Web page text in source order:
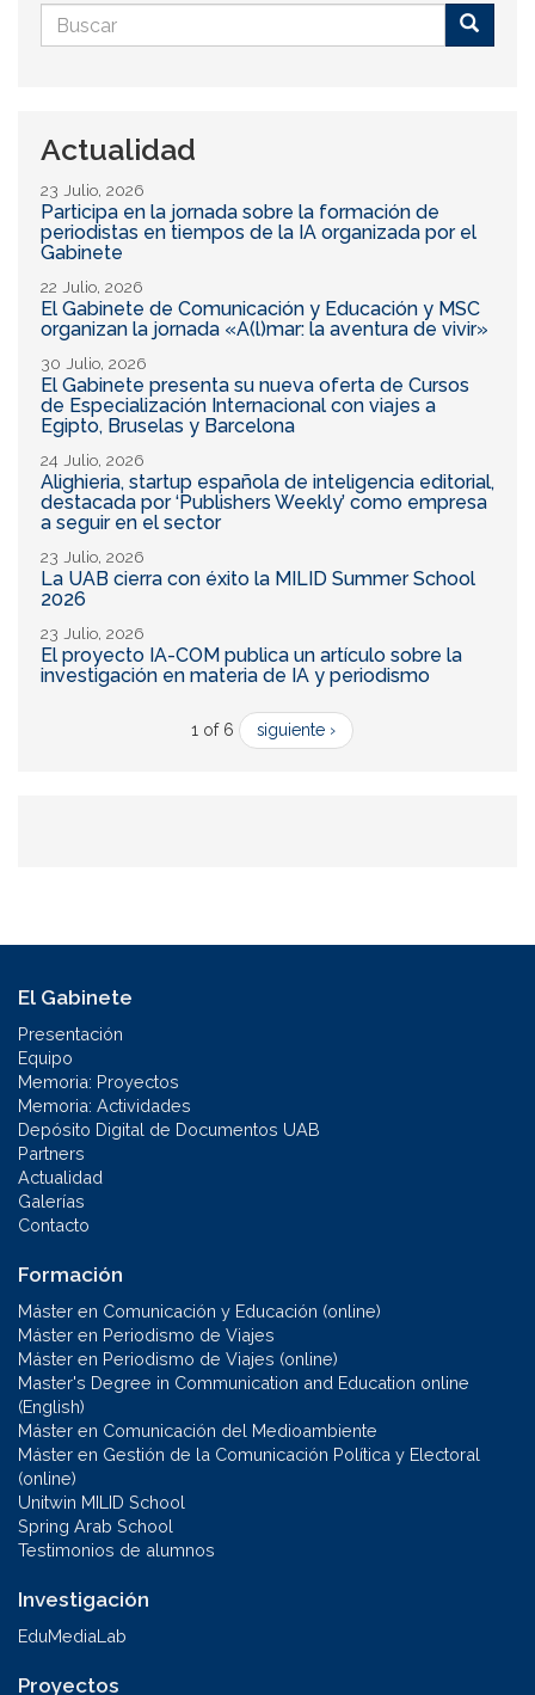
Formulario
de
Actualidad
23 Julio, 2026
Participa en la jornada sobre la formación de
periodistas en tiempos de la IA organizada por el
Gabinete
22 Julio, 2026
El Gabinete de Comunicación y Educación y MSC
organizan la jornada «A(l)mar: la aventura de vivir»
30 Julio, 2026
El Gabinete presenta su nueva oferta de Cursos
de Especialización Internacional con viajes a
Egipto, Bruselas y Barcelona
24 Julio, 2026
Alighieria, startup española de inteligencia editorial,
destacada por ‘Publishers Weekly’ como empresa
a seguir en el sector
23 Julio, 2026
La UAB cierra con éxito la MILID Summer School
2026
23 Julio, 2026
El proyecto IA-COM publica un artículo sobre la
investigación en materia de IA y periodismo
1 of 6 siguiente ›
El Gabinete
Presentación
Equipo
Memoria: Proyectos
Memoria: Actividades
Depósito Digital de Documentos UAB
Partners
Actualidad
Galerías
Contacto
Formación
Máster en Comunicación y Educación (online)
Máster en Periodismo de Viajes
Máster en Periodismo de Viajes (online)
Master's Degree in Communication and Education online
(English)
Máster en Comunicación del Medioambiente
Máster en Gestión de la Comunicación Política y Electoral
(online)
Unitwin MILID School
Spring Arab School
Testimonios de alumnos
Investigación
EduMediaLab
Proyectos